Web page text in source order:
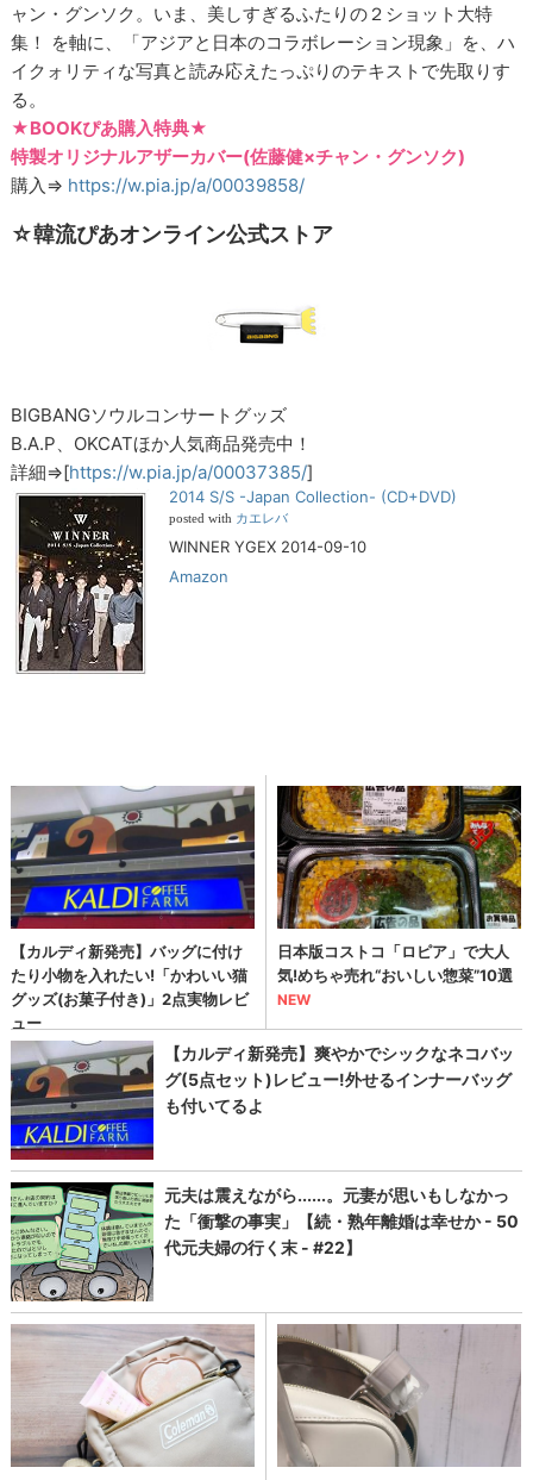
ャン・グンソク。いま、美しすぎるふたりの２ショット大特
集！ を軸に、「アジアと日本のコラボレーション現象」を、ハ
イクォリティな写真と読み応えたっぷりのテキストで先取りす
る。
★BOOKぴあ購入特典★
特製オリジナルアザーカバー(佐藤健×チャン・グンソク)
購入⇒ https://w.pia.jp/a/00039858/
☆韓流ぴあオンライン公式ストア
BIGBANGソウルコンサートグッズ
B.A.P、OKCATほか人気商品発売中！
詳細⇒[https://w.pia.jp/a/00037385/]
2014 S/S -Japan Collection- (CD+DVD)
posted with カエレバ
WINNER YGEX 2014-09-10
Amazon